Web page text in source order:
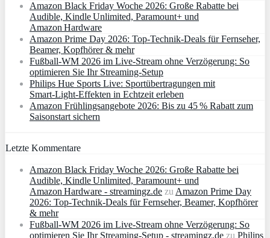
Amazon Black Friday Woche 2026: Große Rabatte bei
Audible, Kindle Unlimited, Paramount+ und
Amazon Hardware
Amazon Prime Day 2026: Top-Technik-Deals für Fernseher,
Beamer, Kopfhörer & mehr
Fußball-WM 2026 im Live-Stream ohne Verzögerung: So
optimieren Sie Ihr Streaming-Setup
Philips Hue Sports Live: Sportübertragungen mit
Smart‑Light‑Effekten in Echtzeit erleben
Amazon Frühlingsangebote 2026: Bis zu 45 % Rabatt zum
Saisonstart sichern
Letzte Kommentare
Amazon Black Friday Woche 2026: Große Rabatte bei
Audible, Kindle Unlimited, Paramount+ und
Amazon Hardware - streamingz.de zuAmazon Prime Day
2026: Top-Technik-Deals für Fernseher, Beamer, Kopfhörer
& mehr
Fußball-WM 2026 im Live-Stream ohne Verzögerung: So
optimieren Sie Ihr Streaming-Setup - streamingz.de zu Philips